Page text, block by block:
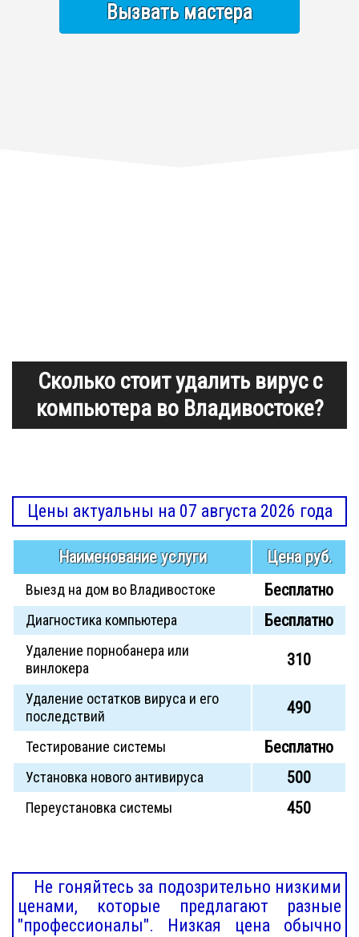
Вызвать мастера
Сколько стоит удалить вирус с
компьютера во Владивостоке?
Цены актуальны на 07 августа 2026 года
Наименование услуги Цена руб.
Выезд на дом во Владивостоке Бесплатно
Диагностика компьютера Бесплатно
Удаление порнобанера или
винлокера
310
Удаление остатков вируса и его
последствий
490
Тестирование системы Бесплатно
Установка нового антивируса 500
Переустановка системы 450
Не гоняйтесь за подозрительно низкими
ценами, которые предлагают разные
"профессионалы". Низкая цена обычно